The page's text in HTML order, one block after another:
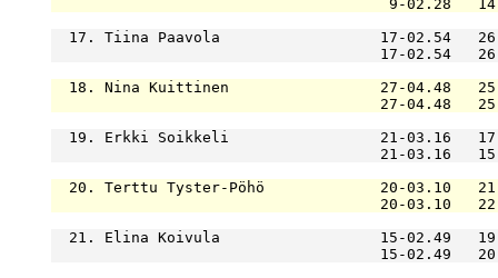
9-02.28
17. Tiina Paavola                  17-02.54
17-02.54
18. Nina Kuittinen                 27-04.48
27-04.48
19. Erkki Soikkeli                 21-03.16
21-03.16
20. Terttu Tyster-Pöhö             20-03.10
20-03.10
21. Elina Koivula                  15-02.49
15-02.49